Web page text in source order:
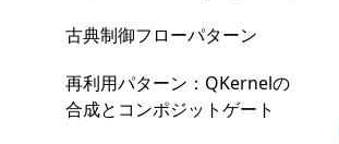
古典制御フローパターン
再利用パターン：QKernelの
合成とコンポジットゲート